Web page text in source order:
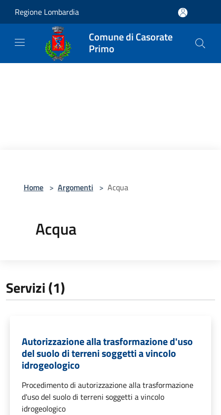
Regione Lombardia
Comune di Casorate
Primo
Home > Argomenti > Acqua
Acqua
Servizi (1)
Autorizzazione alla trasformazione d'uso
del suolo di terreni soggetti a vincolo
idrogeologico
Procedimento di autorizzazione alla trasformazione
d'uso del suolo di terreni soggetti a vincolo
idrogeologico